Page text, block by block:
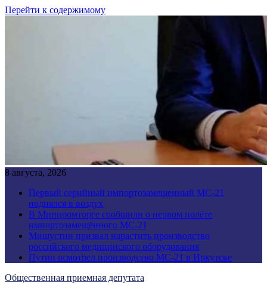
Перейти к содержимому
8 августа, 2026
Первый серийный импортозамещенный МС-21
поднялся в воздух
В Минпромторге сообщили о первом полёте
импортозамещённого МС-21
Мишустин призвал нарастить производство
российского медицинского оборудования
Путин осмотрел производство МС-21 в Иркутске
Общественная приемная депутата